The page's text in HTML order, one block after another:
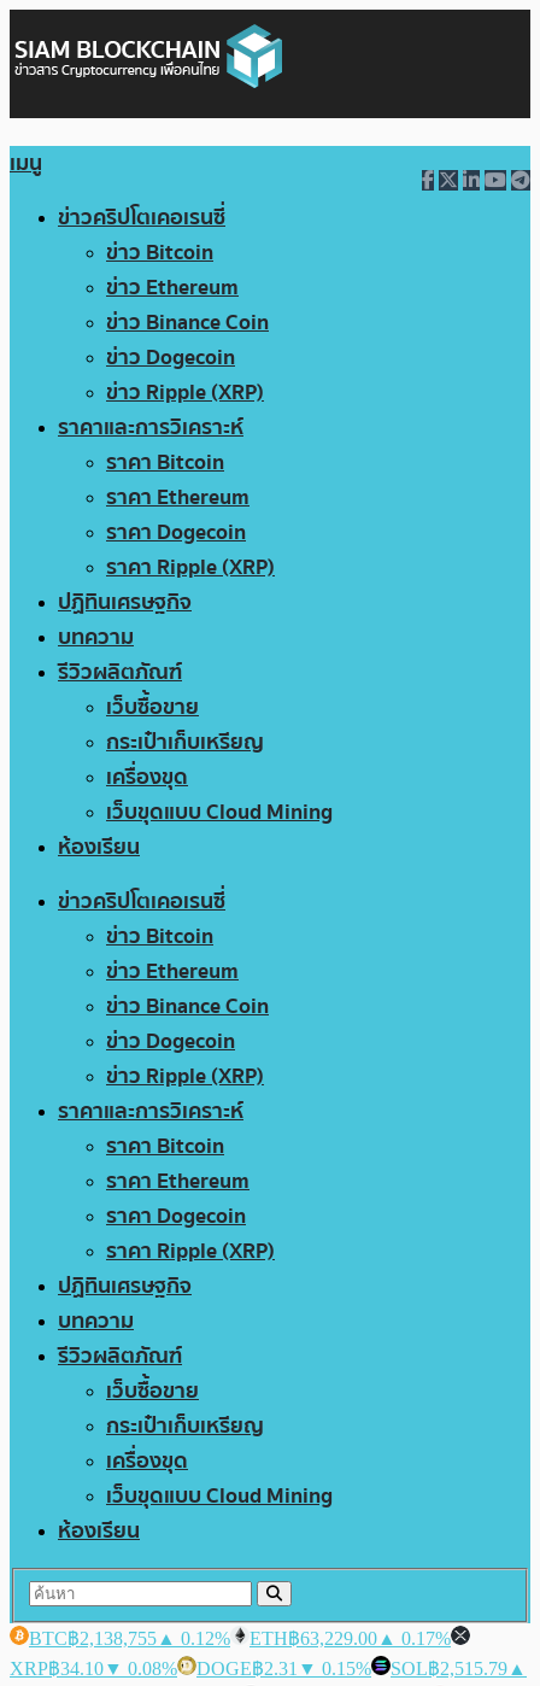
เมนู
ข่าวคริปโตเคอเรนซี่
ข่าว Bitcoin
ข่าว Ethereum
ข่าว Binance Coin
ข่าว Dogecoin
ข่าว Ripple (XRP)
ราคาและการวิเคราะห์
ราคา Bitcoin
ราคา Ethereum
ราคา Dogecoin
ราคา Ripple (XRP)
ปฏิทินเศรษฐกิจ
บทความ
รีวิวผลิตภัณฑ์
เว็บซื้อขาย
กระเป๋าเก็บเหรียญ
เครื่องขุด
เว็บขุดแบบ Cloud Mining
ห้องเรียน
ข่าวคริปโตเคอเรนซี่
ข่าว Bitcoin
ข่าว Ethereum
ข่าว Binance Coin
ข่าว Dogecoin
ข่าว Ripple (XRP)
ราคาและการวิเคราะห์
ราคา Bitcoin
ราคา Ethereum
ราคา Dogecoin
ราคา Ripple (XRP)
ปฏิทินเศรษฐกิจ
บทความ
รีวิวผลิตภัณฑ์
เว็บซื้อขาย
กระเป๋าเก็บเหรียญ
เครื่องขุด
เว็บขุดแบบ Cloud Mining
ห้องเรียน
BTC฿2,138,755 ▲ 0.12% ETH฿63,229.00 ▲ 0.17%
XRP฿34.10▼ 0.08% DOGE฿2.31 ▼ 0.15% SOL฿2,515.79 ▲